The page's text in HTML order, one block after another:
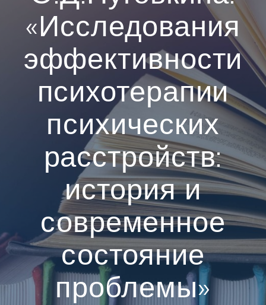
«Исследования
эффективности
психотерапии
психических
расстройств:
история и
современное
состояние
проблемы»